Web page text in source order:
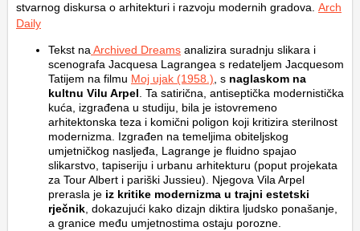
stvarnog diskursa o arhitekturi i razvoju modernih gradova. Arch
Daily
Tekst na Archived Dreams analizira suradnju slikara i
scenografa Jacquesa Lagrangea s redateljem Jacquesom
Tatijem na filmu Moj ujak (1958.) , s naglaskom na
kultnu Vilu Arpel . Ta satirična, antiseptička modernistička
kuća, izgrađena u studiju, bila je istovremeno
arhitektonska teza i komični poligon koji kritizira sterilnost
modernizma. Izgrađen na temeljima obiteljskog
umjetničkog nasljeđa, Lagrange je fluidno spajao
slikarstvo, tapiseriju i urbanu arhitekturu (poput projekata
za Tour Albert i pariški Jussieu). Njegova Vila Arpel
prerasla je iz kritike modernizma u trajni estetski
rječnik , dokazujući kako dizajn diktira ljudsko ponašanje,
a granice među umjetnostima ostaju porozne.